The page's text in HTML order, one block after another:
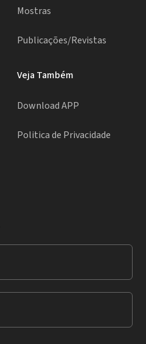
Mostras
Publicações/Revistas
Veja Também
Download APP
Politica de Privacidade